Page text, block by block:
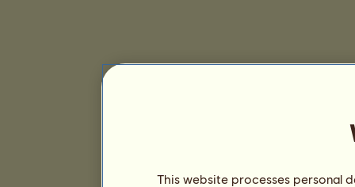
This website processes personal